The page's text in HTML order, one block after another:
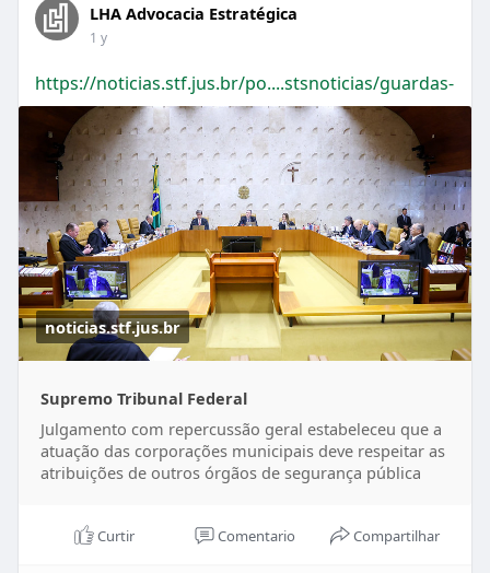
LHA Advocacia Estratégica
1 y
https://noticias.stf.jus.br/po....stsnoticias/guardas-
noticias.stf.jus.br
Supremo Tribunal Federal
Julgamento com repercussão geral estabeleceu que a
atuação das corporações municipais deve respeitar as
atribuições de outros órgãos de segurança pública
Curtir Comentario Compartilhar